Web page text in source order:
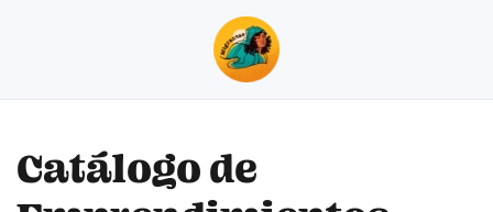
Skip to main content
Catálogo de